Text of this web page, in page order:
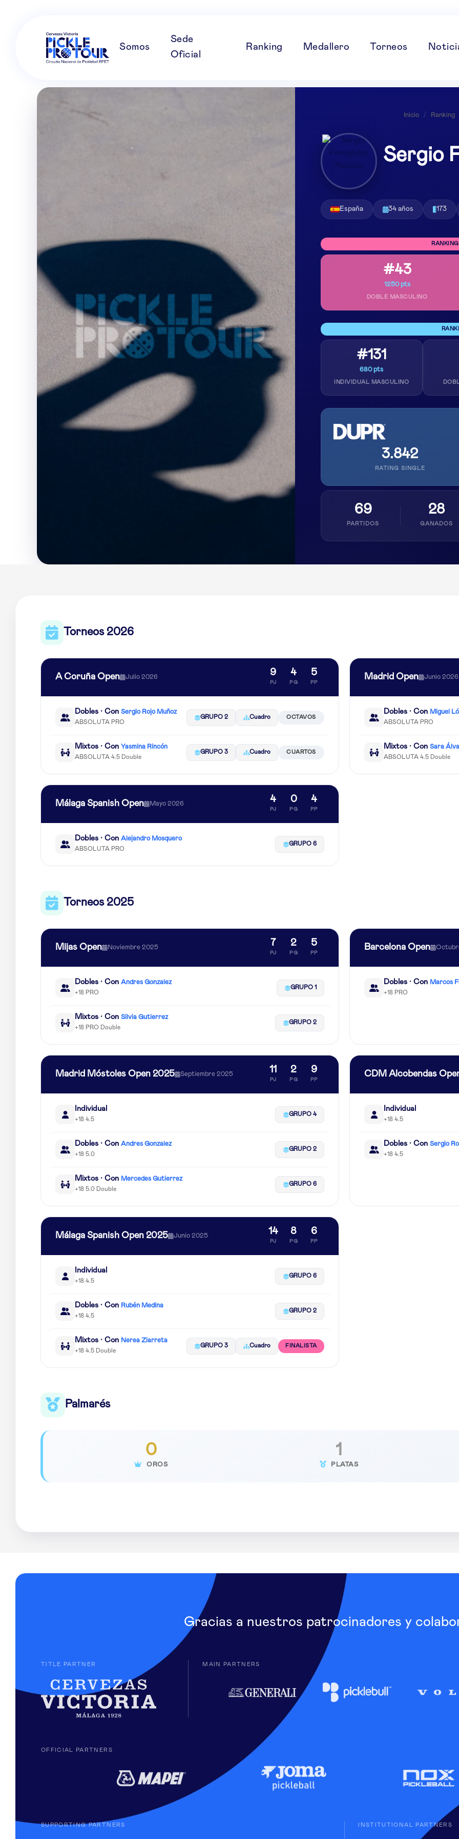
Somos
Sede
Oficial
Ranking Medallero Torneos
Inicio / Ranking
Sergio
España 34 años 173
#43
1250 pts
DOBLE MASCULINO
#131
680 pts
INDIVIDUAL MASCULINO
3.842
RATING SINGLE
69
PARTIDOS
28
GANADOS
Torneos 2026
A Coruña Open Julio 2026 9
PJ
4
PG
5
PP
Dobles · Con Sergio Rojo Muñoz
ABSOLUTA PRO
GRUPO 2 Cuadro OCTAVOS
Mixtos · Con Yasmina Rincón
ABSOLUTA 4.5 Double
GRUPO 3 Cuadro CUARTOS
Madrid Open Junio 2026
Dobles · Con Miguel
ABSOLUTA PRO
Mixtos · Con Sara
ABSOLUTA 4.5 Double
Málaga Spanish Open Mayo 2026 4
PJ
0
PG
4
PP
Dobles · Con Alejandro Mosquero
ABSOLUTA PRO
GRUPO 6
Torneos 2025
Mijas Open Noviembre 2025 7
PJ
2
PG
5
PP
Dobles · Con Andres Gonzalez
+18 PRO
GRUPO 1
Mixtos · Con Silvia Gutierrez
+18 PRO Double
GRUPO 2
Barcelona Open
Dobles · Con Marcos
+18 PRO
Madrid Móstoles Open 2025 Septiembre 2025 11
PJ
2
PG
9
PP
Individual
+18 4.5
GRUPO 4
Dobles · Con Andres Gonzalez
+18 5.0
GRUPO 2
Mixtos · Con Mercedes Gutierrez
+18 5.0 Double
GRUPO 6
CDM Alcobendas
Individual
+18 4.5
Dobles · Con Sergio
+18 4.5
Málaga Spanish Open 2025 Junio 2025 14
PJ
8
PG
6
PP
Individual
+18 4.5
GRUPO 6
Dobles · Con Rubén Medina
+18 4.5
GRUPO 2
Mixtos · Con Nerea Ziarreta
+18 4.5 Double
GRUPO 3 Cuadro FINALISTA
Palmarés
0
OROS
1
PLATAS
Gracias a nuestros patrocinadores y
TITLE PARTNER MAIN PARTNERS
OFFICIAL PARTNERS
SUPPORTING PARTNERS INSTITUTIONAL PARTNERS